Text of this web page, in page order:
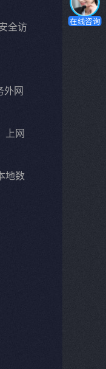
全访
外网
上网
地数
在线咨询